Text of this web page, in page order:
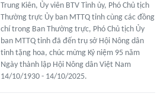
Trung Kiên, Ủy viên BTV Tỉnh ủy, Phó Chủ tịch
Thường trực Ủy ban MTTQ tỉnh cùng các đồng
chí trong Ban Thường trực, Phó Chủ tịch Ủy
ban MTTQ tỉnh đã đến trụ sở Hội Nông dân
tỉnh tặng hoa, chúc mừng Kỷ niệm 95 năm
Ngày thành lập Hội Nông dân Việt Nam
14/10/1930 - 14/10/2025.